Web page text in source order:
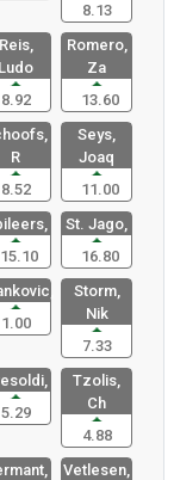
8.13
Reis,
Ludo
8.92
Romero,
Za
13.60
R
8.52
Seys,
Joaq
11.00
15.10
St. Jago,
16.80
1.00
Storm,
Nik
7.33
5.29
Tzolis,
Ch
4.88
Vetlesen,